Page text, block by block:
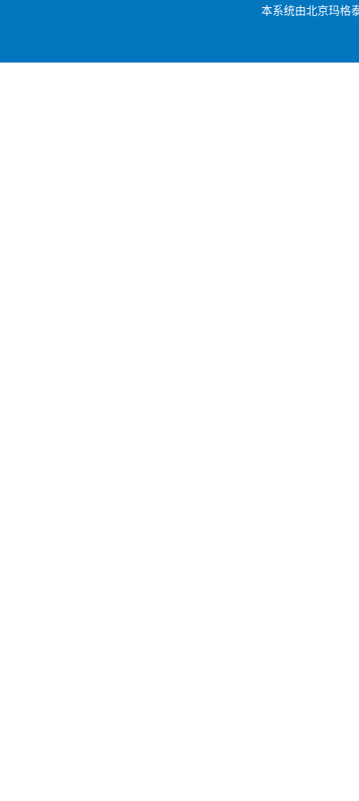
本系统由北京玛格